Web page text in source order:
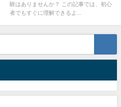
験はありませんか？ この記事では、初心
者でもすぐに理解できるよ...